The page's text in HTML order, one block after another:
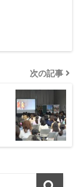
次の記事